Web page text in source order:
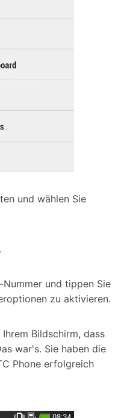
und wählen Sie
und tippen Sie
zu aktivieren.
Bildschirm, dass
war's. Sie haben die
Phone erfolgreich